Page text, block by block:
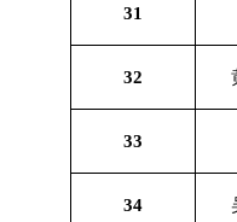
31
32
33
34